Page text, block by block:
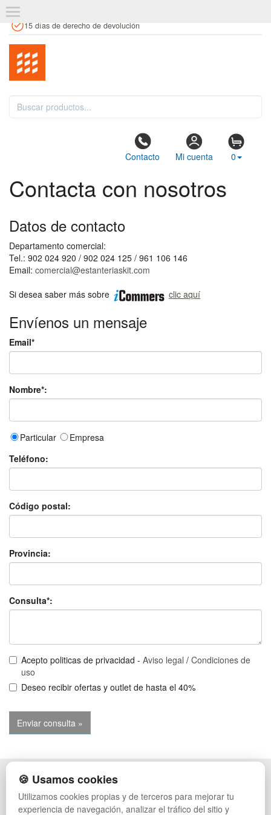
15 días de derecho de devolución
Contacto Mi cuenta 0
Contacta con nosotros
Datos de contacto
Departamento comercial:
Tel.: 902 024 920 / 902 024 125 / 961 106 146
Email: comercial@estanteriaskit.com
Si desea saber más sobre
clic aquí
Envíenos un mensaje
Email*
Nombre*:
Particular
Empresa
Teléfono:
Código postal:
Provincia:
Consulta*:
Acepto politicas de privacidad - Aviso legal / Condiciones de
uso
Deseo recibir ofertas y outlet de hasta el 40%
POLÍTICA DE PRIVACIDAD
CONDICIONES DE USO
CAMBIOS Y DEVOLUCIONES
PALETS DE PLÁSTICO
MANUTENCIÓN
🍪 Usamos cookies
Utilizamos cookies propias y de terceros para mejorar tu
experiencia de navegación, analizar el tráfico del sitio y